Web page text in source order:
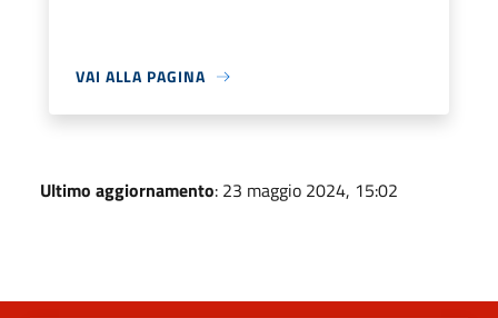
VAI ALLA PAGINA
Ultimo aggiornamento: 23 maggio 2024, 15:02